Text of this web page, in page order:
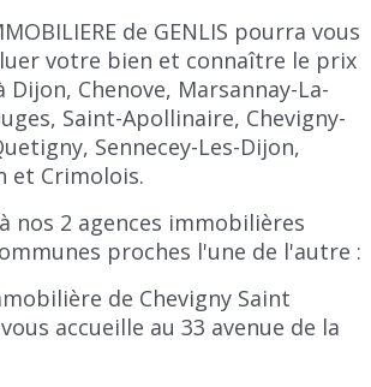
de GENLIS pourra vous
votre bien et connaître le prix
Dijon, Chenove, Marsannay-La-
Saint-Apollinaire, Chevigny-
Sennecey-Les-Dijon,
et Crimolois.
nos 2 agences immobilières
proches l'une de l'autre :
de Chevigny Saint
accueille au 33 avenue de la